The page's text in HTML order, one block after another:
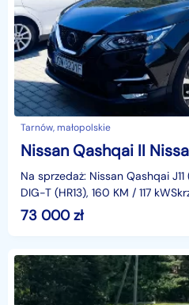
Tarnów, małopolskie
Nissan Qashqai II
Na sprzedaż: Nissan Qashqai
DIG-T (HR13), 160 KM / 117
trybem SportRok produkcji:
73 000zł